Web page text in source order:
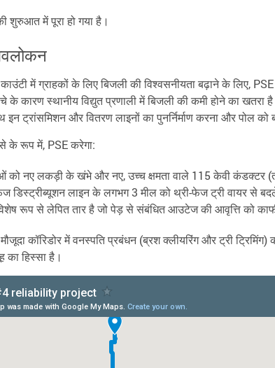
शुरुआत में पूरा हो गया है।
में ग्राहकों के लिए बिजली की विश्वसनीयता बढ़ाने के लिए,
के कारण स्थानीय विद्युत प्रणाली में बिजली की कमी होने
इन ट्रांसमिशन और वितरण लाइनों का पुनर्निर्माण करना और पोल
के रूप में, PSE करेगा:
को नए लकड़ी के खंभे और नए, उच्च क्षमता वाले 115 केवी कंडक्टर
डिस्ट्रीब्यूशन लाइन के लगभग 3 मील को थ्री-फेज ट्री वायर से
रूप से लेपित तार है जो पेड़ से संबंधित आउटेज की आवृत्ति को
कॉरिडोर में वनस्पति प्रबंधन (ब्रश क्लीयरिंग और ट्री
हिस्सा है।